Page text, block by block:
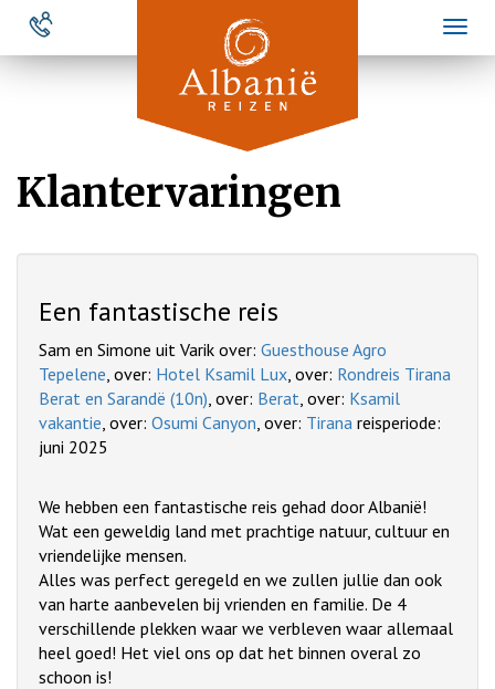
Overslaan
naar
Klantervaringen
Een fantastische reis
Sam en Simone uit Varik over: Guesthouse Agro
Tepelene, over: Hotel Ksamil Lux, over: Rondreis Tirana
Berat en Sarandë (10n), over: Berat, over: Ksamil
vakantie, over: Osumi Canyon, over: Tirana reisperiode:
juni 2025
We hebben een fantastische reis gehad door Albanië!
Wat een geweldig land met prachtige natuur, cultuur en
vriendelijke mensen.
Alles was perfect geregeld en we zullen jullie dan ook
van harte aanbevelen bij vrienden en familie. De 4
verschillende plekken waar we verbleven waar allemaal
heel goed! Het viel ons op dat het binnen overal zo
schoon is!